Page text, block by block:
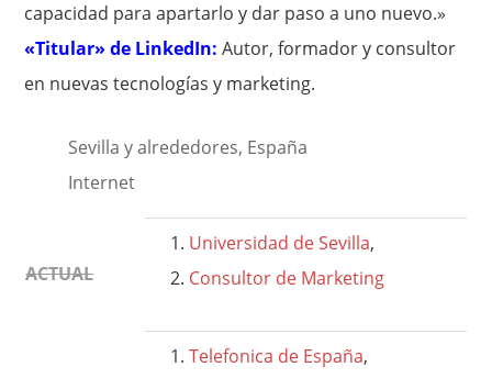
capacidad para apartarlo y dar paso a uno nuevo.»
«Titular» de LinkedIn:Autor, formador y consultor
en nuevas tecnologías y marketing.
Sevilla y alrededores, España
Internet
ACTUAL
Universidad de Sevilla,
Consultor de Marketing
Telefonica de España,